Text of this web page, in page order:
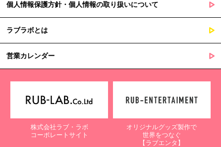
個人情報保護方針・個人情報の取り扱いについて
ラブラボとは
営業カレンダー
株式会社ラブ・ラボ
コーポレートサイト
オリジナルグッズ製作で
世界をつなぐ
【ラブエンタ】